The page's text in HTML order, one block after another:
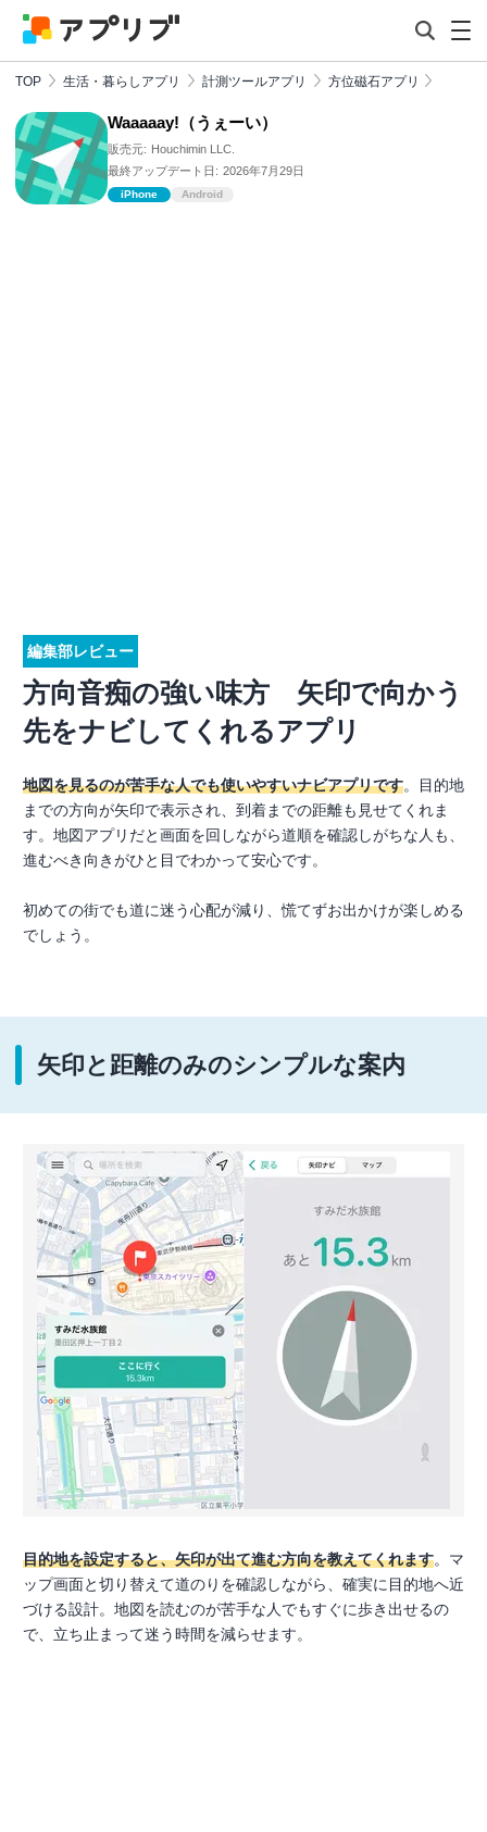
TOP 生活・暮らしアプリ 計測ツールアプリ 方位磁石アプリ
Waaaaay!（うぇーい）
販売元: Houchimin LLC.
最終アップデート日: 2026年7月29日
iPhone Android
編集部レビュー
方向音痴の強い味方 矢印で向かう
先をナビしてくれるアプリ
地図を見るのが苦手な人でも使いやすいナビアプリです。目的地
までの方向が矢印で表示され、到着までの距離も見せてくれま
す。地図アプリだと画面を回しながら道順を確認しがちな人も、
進むべき向きがひと目でわかって安心です。
初めての街でも道に迷う心配が減り、慌てずお出かけが楽しめる
でしょう。
矢印と距離のみのシンプルな案内
目的地を設定すると、矢印が出て進む方向を教えてくれます。マ
ップ画面と切り替えて道のりを確認しながら、確実に目的地へ近
づける設計。地図を読むのが苦手な人でもすぐに歩き出せるの
で、立ち止まって迷う時間を減らせます。